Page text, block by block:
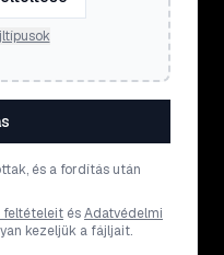
és a fordítás után
feltételeit ésAdatvédelmi
kezeljük a fájljait.